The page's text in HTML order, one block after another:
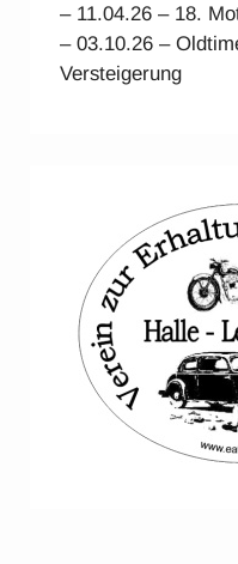
– 11.04.26 – 18.
– 03.10.26 –
Versteigerung